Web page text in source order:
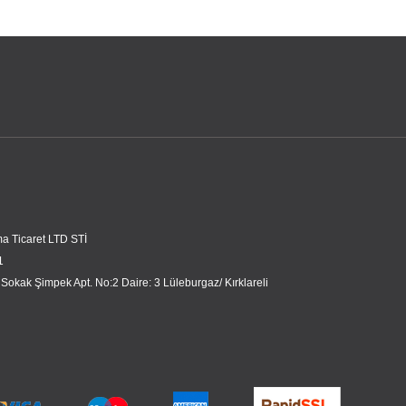
Ticaret LTD STİ
Şimpek Apt. No:2 Daire: 3 Lüleburgaz/ Kırklareli